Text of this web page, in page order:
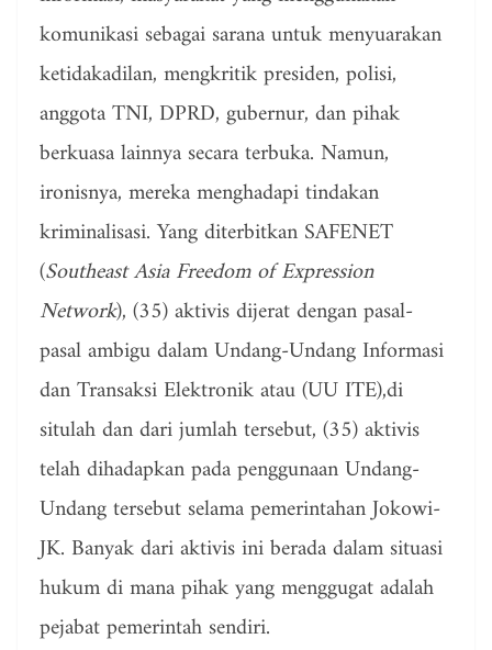
komunikasi sebagai sarana untuk menyuarakan
ketidakadilan, mengkritik presiden, polisi,
anggota TNI, DPRD, gubernur, dan pihak
berkuasa lainnya secara terbuka. Namun,
ironisnya, mereka menghadapi tindakan
kriminalisasi. Yang diterbitkan SAFENET
(Southeast Asia Freedom of Expression
Network), (35) aktivis dijerat dengan pasal-
pasal ambigu dalam Undang-Undang Informasi
dan Transaksi Elektronik atau (UU ITE),di
situlah dan dari jumlah tersebut, (35) aktivis
telah dihadapkan pada penggunaan Undang-
Undang tersebut selama pemerintahan Jokowi-
JK. Banyak dari aktivis ini berada dalam situasi
hukum di mana pihak yang menggugat adalah
pejabat pemerintah sendiri.